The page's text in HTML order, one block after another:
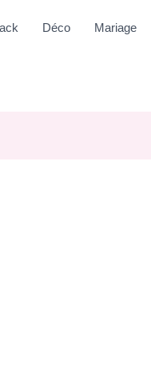
Déco Mariage